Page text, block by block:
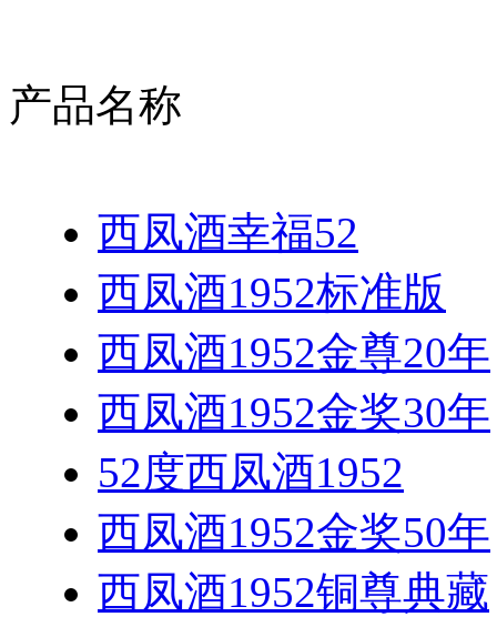
产品名称
西凤酒幸福52
西凤酒1952标准版
西凤酒1952金尊20年
西凤酒1952金奖30年
52度西凤酒1952
西凤酒1952金奖50年
西凤酒1952铜尊典藏